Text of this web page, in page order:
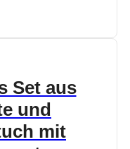
Set aus
und
mit